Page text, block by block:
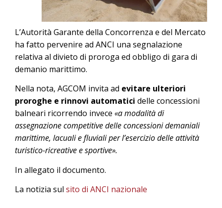
L’Autorità Garante della Concorrenza e del Mercato
ha fatto pervenire ad ANCI una segnalazione
relativa al divieto di proroga ed obbligo di gara di
demanio marittimo.
Nella nota, AGCOM invita ad evitare ulteriori
proroghe e rinnovi automatici delle concessioni
balneari ricorrendo invece «a modalità di
assegnazione competitive delle concessioni demaniali
marittime, lacuali e fluviali per l’esercizio delle attività
turistico-ricreative e sportive».
In allegato il documento.
La notizia sul sito di ANCI nazionale